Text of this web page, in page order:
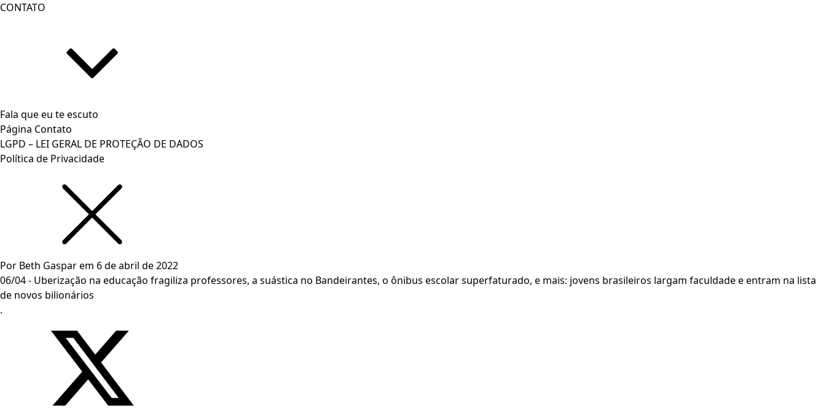
CONTATO
Fala que eu te escuto
Página Contato
LGPD – LEI GERAL DE PROTEÇÃO DE DADOS
Política de Privacidade
Por Beth Gasparem 6 de abril de 2022
06/04 - Uberização na educação fragiliza professores, a suástica no Bandeirantes, o ônibus escolar superfaturado, e mais: jovens brasileiros largam faculdade e entram na lista
de novos bilionários
.